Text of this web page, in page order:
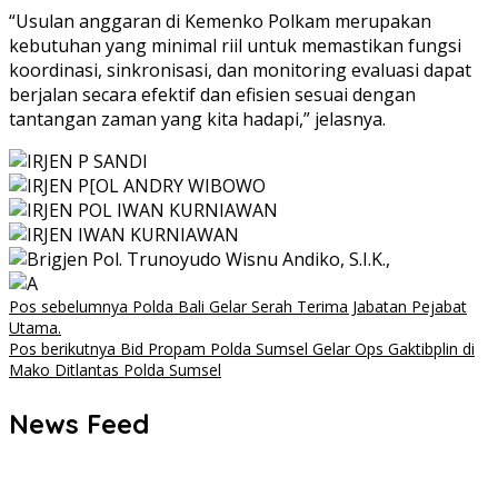
“Usulan anggaran di Kemenko Polkam merupakan
kebutuhan yang minimal riil untuk memastikan fungsi
koordinasi, sinkronisasi, dan monitoring evaluasi dapat
berjalan secara efektif dan efisien sesuai dengan
tantangan zaman yang kita hadapi,” jelasnya.
Navigasi
pos
Pos sebelumnya Polda Bali Gelar Serah Terima Jabatan Pejabat
Utama.
Pos berikutnya Bid Propam Polda Sumsel Gelar Ops Gaktibplin di
Mako Ditlantas Polda Sumsel
News Feed